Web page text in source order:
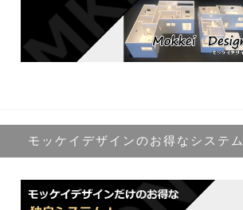
モッケイデザインのお得なシステム